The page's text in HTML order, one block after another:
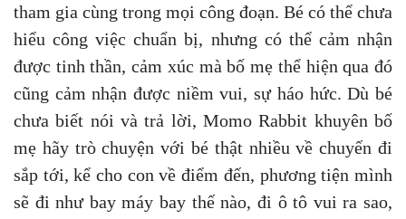
tham gia cùng trong mọi công đoạn. Bé có thể chưa
hiểu công việc chuẩn bị, nhưng có thể cảm nhận
được tinh thần, cảm xúc mà bố mẹ thể hiện qua đó
cũng cảm nhận được niềm vui, sự háo hức. Dù bé
chưa biết nói và trả lời, Momo Rabbit khuyên bố
mẹ hãy trò chuyện với bé thật nhiều về chuyến đi
sắp tới, kể cho con về điểm đến, phương tiện mình
sẽ đi như bay máy bay thế nào, đi ô tô vui ra sao,